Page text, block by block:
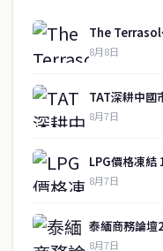
The Terrasol
8月8日
TAT深耕中國
8月7日
LPG價格凍結
8月7日
泰緬商務論
8月7日
泰國中文新聞（TCN）是
報導泰國當地政治、經濟
供即時、客觀、多元的中文
快速連結
即時
政治
綜合